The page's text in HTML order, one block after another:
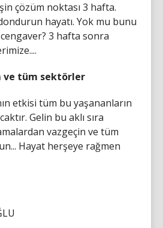
çözüm noktası 3 hafta.
hayatı. Yok mu bunu
3 hafta sonra
ve tüm sektörler
etkisi tüm bu yaşananların
Gelin bu aklı sıra
vazgeçin ve tüm
Hayat herşeye rağmen